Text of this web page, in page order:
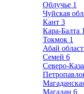
Облучье 1
Чуйская
Кант 3
Кара-Балта 1
Токмок 1
Абай
Семей 6
Северо-
Магадан 6